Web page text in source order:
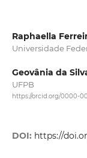
Raphaella
Universidade
Geovânia da
UFPB
https://orcid.org/0000-
DOI: https://